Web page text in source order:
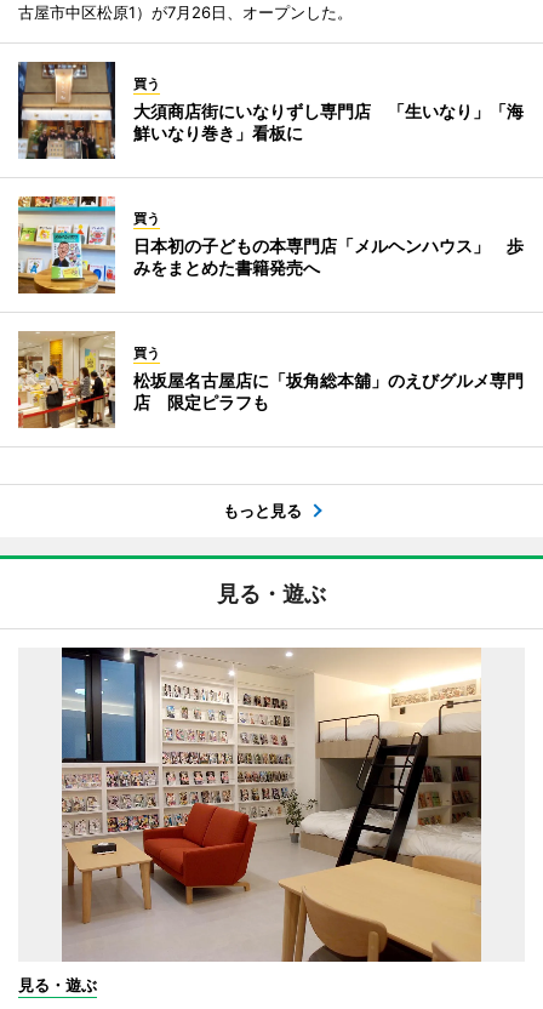
古屋市中区松原1）が7月26日、オープンした。
買う
大須商店街にいなりずし専門店 「生いなり」「海
鮮いなり巻き」看板に
買う
日本初の子どもの本専門店「メルヘンハウス」 歩
みをまとめた書籍発売へ
買う
松坂屋名古屋店に「坂角総本舖」のえびグルメ専門
店 限定ピラフも
もっと見る
見る・遊ぶ
見る・遊ぶ